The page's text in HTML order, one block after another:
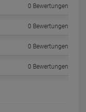
0 Bewertungen
0 Bewertungen
0 Bewertungen
0 Bewertungen